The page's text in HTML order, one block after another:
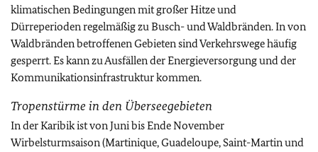
klimatischen Bedingungen mit großer Hitze und
Dürreperioden regelmäßig zu Busch- und Waldbränden. In von
Waldbränden betroffenen Gebieten sind Verkehrswege häufig
gesperrt. Es kann zu Ausfällen der Energieversorgung und der
Kommunikationsinfrastruktur kommen.
Tropenstürme in den Überseegebieten
In der Karibik ist von Juni bis Ende November
Wirbelsturmsaison (Martinique, Guadeloupe, Saint-Martin und